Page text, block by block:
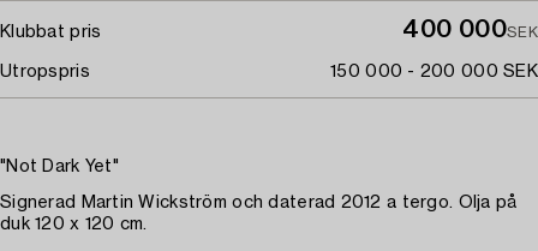
Klubbat pris 400 000SEK
Utropspris 150 000 - 200 000 SEK
"Not Dark Yet"
Signerad Martin Wickström och daterad 2012 a tergo. Olja på
duk 120 x 120 cm.